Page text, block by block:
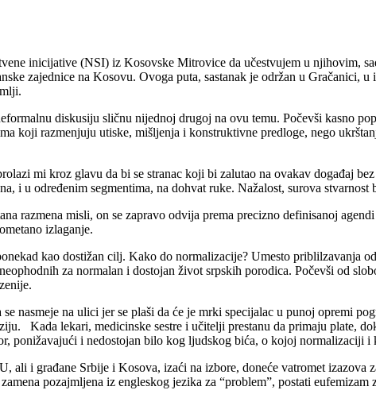
inicijative (NSI) iz Kosovske Mitrovice da učestvujem u njihovim,
zajednice na Kosovu. Ovoga puta, sastanak je održan u Gračanici,
diskusiju sličnu nijednoj drugoj na ovu temu. Počevši kasno
koji razmenjuju utiske, mišljenja i konstruktivne predloge, nego
mi kroz glavu da bi se stranac koji bi zalutao na ovakav događaj
i u određenim segmentima, na dohvat ruke. Nažalost, surova stvarnost
razmena misli, on se zapravo odvija prema precizno definisanoj
izlaganje.
kao dostižan cilj. Kako do normalizacije? Umesto priblilzavanja
za normalan i dostojan život srpskih porodica. Počevši od
nasmeje na ulici jer se plaši da će je mrki specijalac u punoj opremi
Kada lekari, medicinske sestre i učitelji prestanu da primaju plate,
ponižavajući i nedostojan bilo kog ljudskog bića, o kojoj normalizaciji
i građane Srbije i Kosova, izaći na izbore, doneće vatromet izazova
pozajmljena iz engleskog jezika za “problem”, postati